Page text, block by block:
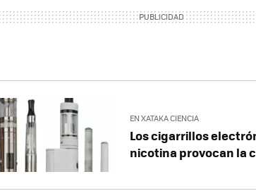
EN XATAKA CIENCIA
Los cigarrillos
nicotina provocan la